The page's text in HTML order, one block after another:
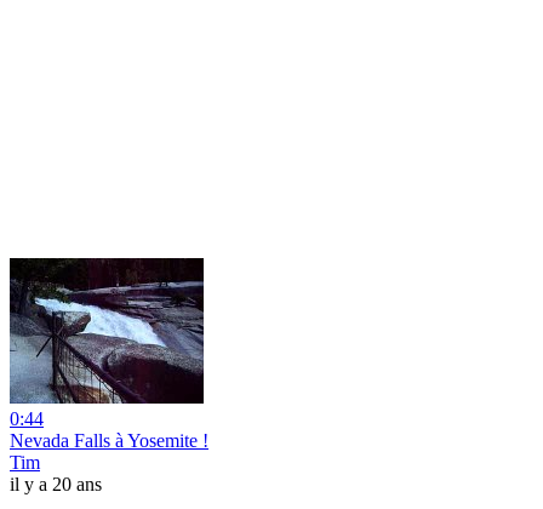
0:44
Nevada Falls à Yosemite !
Tim
il y a 20 ans